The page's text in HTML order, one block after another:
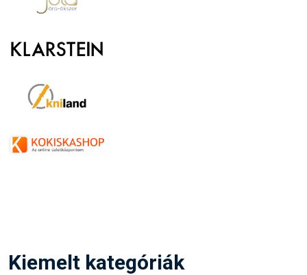
Kiemelt kategóriák